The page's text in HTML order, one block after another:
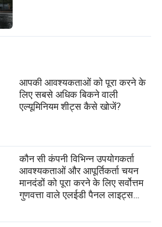
आपकी आवश्यकताओं को पूरा करने के
लिए सबसे अधिक बिकने वाली
एल्यूमिनियम शीट्स कैसे खोजें?
कौन सी कंपनी विभिन्न उपयोगकर्ता
आवश्यकताओं और आपूर्तिकर्ता चयन
मानदंडों को पूरा करने के लिए सर्वोत्तम
गुणवत्ता वाले एलईडी पैनल लाइट्स